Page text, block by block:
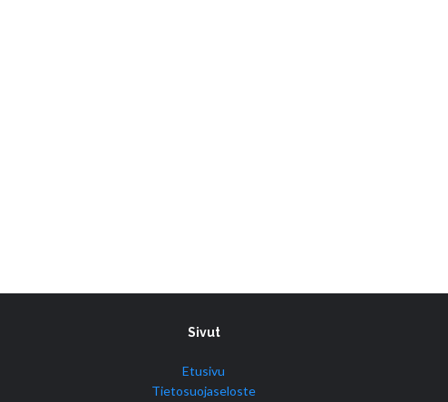
Sivut
Etusivu
Tietosuojaseloste